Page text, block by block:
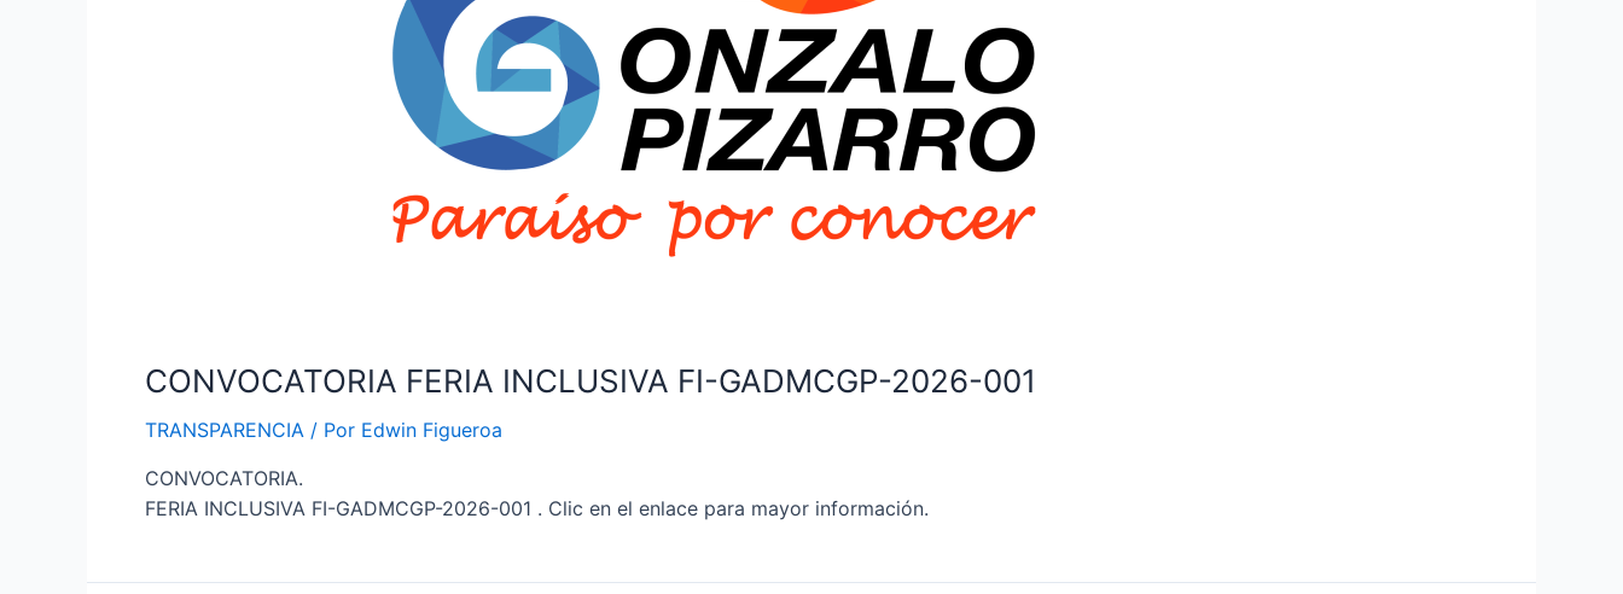
CONVOCATORIA FERIA INCLUSIVA FI-GADMCGP-2026-001
TRANSPARENCIA / Por Edwin Figueroa
CONVOCATORIA.
FERIA INCLUSIVA FI-GADMCGP-2026-001 . Clic en el enlace para mayor información.